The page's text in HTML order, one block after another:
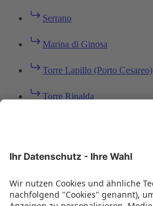
Serrano
Marina di Ginosa
Torre Lapillo (Porto Cesareo)
Torre Rinalda
Carovigno - Specchiolla